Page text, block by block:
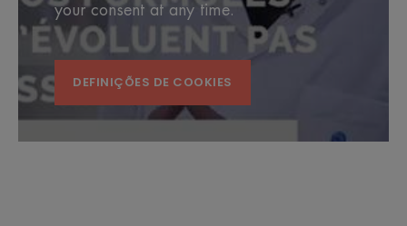
your consent at any time.
DEFINIÇÕES DE COOKIES